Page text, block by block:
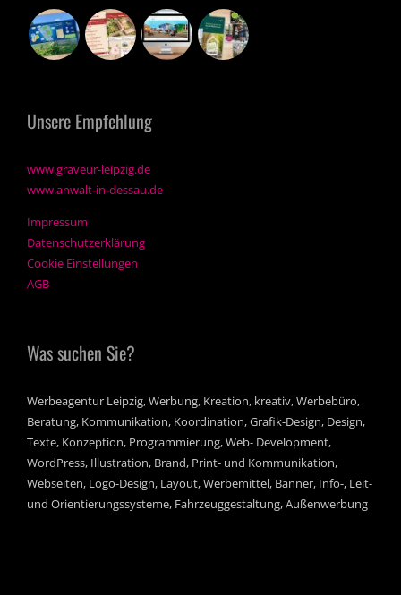
Unsere Empfehlung
www.graveur-leipzig.de
www.anwalt-in-dessau.de
Impressum
Datenschutzerklärung
Cookie Einstellungen
AGB
Was suchen Sie?
Werbeagentur Leipzig, Werbung, Kreation, kreativ, Werbebüro,
Beratung, Kommunikation, Koordination, Grafik-Design, Design,
Texte, Konzeption, Programmierung, Web- Development,
WordPress, Illustration, Brand, Print- und Kommunikation,
Webseiten, Logo-Design, Layout, Werbemittel, Banner, Info-, Leit-
und Orientierungssysteme, Fahrzeuggestaltung, Außenwerbung